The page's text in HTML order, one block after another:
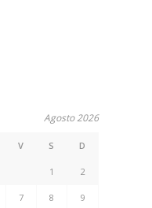
Agosto 2026
V S D
1 2
7 8 9